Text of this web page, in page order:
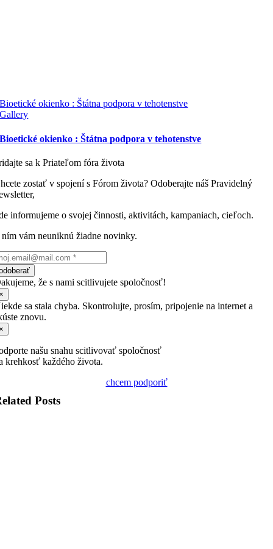
Bioetické okienko : Štátna podpora v tehotenstve
Gallery
Bioetické okienko : Štátna podpora v tehotenstve
sa k Priateľom fóra života
zostať v spojení s Fórom života? Odoberajte náš Pravidelný
informujeme o svojej činnosti, aktivitách, kampaniach, cieľoch.
ním vám neuniknú žiadne novinky.
že s nami scitlivujete spoločnosť!
sa stala chyba. Skontrolujte, prosím, pripojenie na internet a
znovu.
našu snahu scitlivovať spoločnosť
krehkosť každého života.
chcem podporiť
Posts